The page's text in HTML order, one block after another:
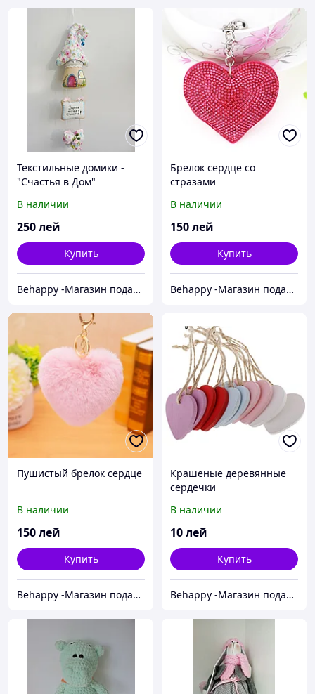
Текстильные домики -
"Счастья в Дом"
В наличии
250лей
Купить
Behappy -Магазин подарков ручной работы
Брелок сердце со
стразами
В наличии
150лей
Купить
Behappy -Магазин подарков ручной работы
Пушистый брелок сердце
В наличии
150лей
Купить
Behappy -Магазин подарков ручной работы
Крашеные деревянные
сердечки
В наличии
10лей
Купить
Behappy -Магазин подарков ручной работы